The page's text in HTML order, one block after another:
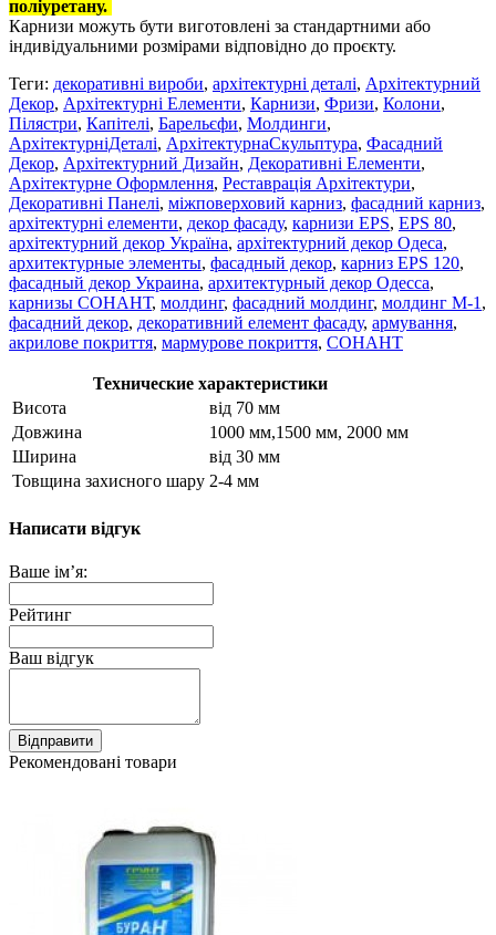
поліуретану.
Карнизи можуть бути виготовлені за стандартними або
індивідуальними розмірами відповідно до проєкту.
Теги: декоративні вироби, архітектурні деталі, Архітектурний
Декор, Архітектурні Елементи, Карнизи, Фризи, Колони,
Пілястри, Капітелі, Барельєфи, Молдинги,
АрхітектурніДеталі, АрхітектурнаСкульптура, Фасадний
Декор, Архітектурний Дизайн, Декоративні Елементи,
Архітектурне Оформлення, Реставрація Архітектури,
Декоративні Панелі, міжповерховий карниз, фасадний карниз,
архітектурні елементи, декор фасаду, карнизи EPS, EPS 80,
архітектурний декор Україна, архітектурний декор Одеса,
архитектурные элементы, фасадный декор, карниз EPS 120,
фасадный декор Украина, архитектурный декор Одесса,
карнизы СОНАНТ, молдинг, фасадний молдинг, молдинг М-1 ,
фасадний декор, декоративний елемент фасаду, армування,
акрилове покриття, мармурове покриття, СОНАНТ
Технические характеристики
Висота
від 70 мм
Довжина
1000 мм,1500 мм, 2000 мм
Ширина
від 30 мм
Товщина захисного шару 2-4 мм
Написати відгук
Ваше ім’я:
Рейтинг
Ваш відгук
Відправити
Рекомендовані товари